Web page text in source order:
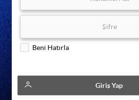
Beni Hatırla
Giriş Yap